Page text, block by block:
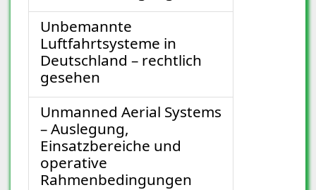
Unbemannte
Luftfahrtsysteme in
Deutschland – rechtlich
gesehen
Unmanned Aerial Systems
– Auslegung,
Einsatzbereiche und
operative
Rahmenbedingungen